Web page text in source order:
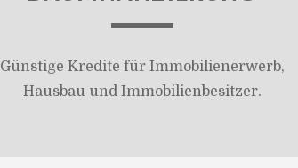
Günstige Kredite für Immobilienerwerb,
Hausbau und Immobilienbesitzer.